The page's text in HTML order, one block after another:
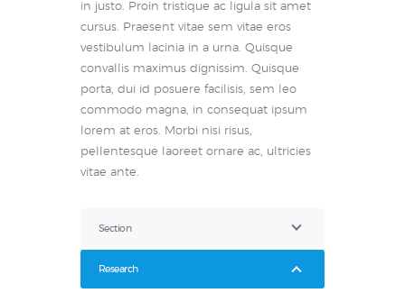
in justo. Proin tristique ac ligula sit amet
cursus. Praesent vitae sem vitae eros
vestibulum lacinia in a urna. Quisque
convallis maximus dignissim. Quisque
porta, dui id posuere facilisis, sem leo
commodo magna, in consequat ipsum
lorem at eros. Morbi nisi risus,
pellentesque laoreet ornare ac, ultricies
vitae ante.
Section
Research